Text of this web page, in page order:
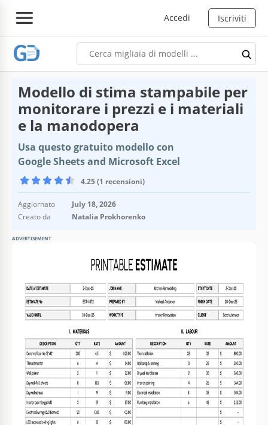
Accedi Iscriviti
Modello di stima stampabile per
monitorare i prezzi e i materiali
e la manodopera
Usa questo gratuito modello con
Google Sheets and Microsoft Excel
4.25 (1 recensioni)
Aggiornato
July 18, 2026
Creato da
Natalia Prokhorenko
ADVERTISEMENT